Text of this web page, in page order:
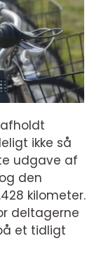
ikke så
udgave af
den
kilometer.
deltagerne
et tidligt